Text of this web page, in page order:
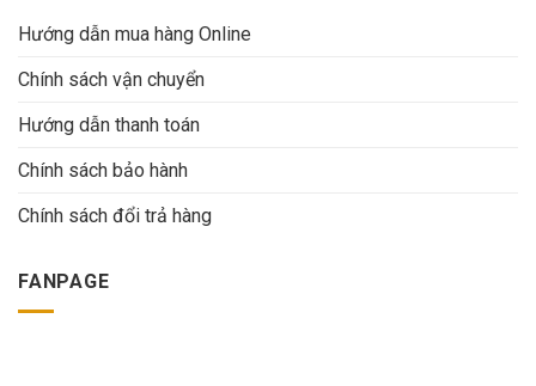
Hướng dẫn mua hàng Online
Chính sách vận chuyển
Hướng dẫn thanh toán
Chính sách bảo hành
Chính sách đổi trả hàng
FANPAGE